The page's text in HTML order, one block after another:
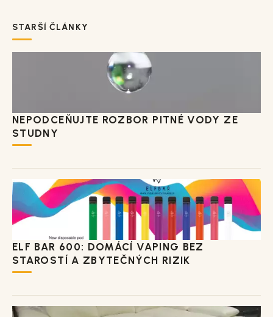
STARŠÍ ČLÁNKY
NEPODCEŇUJTE ROZBOR PITNÉ VODY ZE
STUDNY
ELF BAR 600: DOMÁCÍ VAPING BEZ
STAROSTÍ A ZBYTEČNÝCH RIZIK